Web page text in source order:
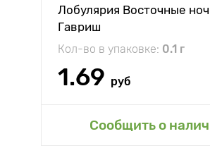
Лобулярия Восточные
Гавриш
Кол-во в упаковке: 0.1 г
1.69 руб
Сообщить о